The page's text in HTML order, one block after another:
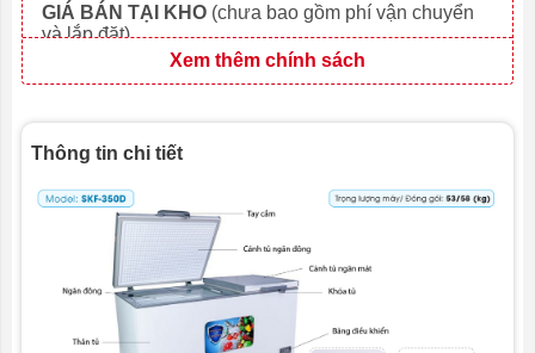
GIÁ BÁN TẠI KHO (chưa bao gồm phí vận chuyển
và lắp đặt)
Xem thêm chính sách
Thông tin chi tiết